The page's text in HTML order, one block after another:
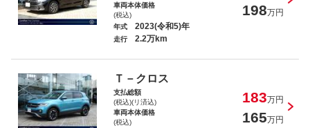
車両本体価格
(税込)
198万円
年式 2023(令和5)年
走行 2.2万km
Ｔ－クロス
支払総額
(税込)(リ済込)
183万円
車両本体価格
(税込)
165万円